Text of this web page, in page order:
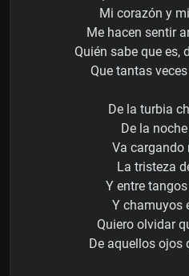
Mi corazón y
Me hacen sentir
Quién sabe que es,
Que tantas
De la turbia
De la
Va cargando
La tristeza
Y entre
Y chamuyos
Quiero olvidar
De aquellos ojos